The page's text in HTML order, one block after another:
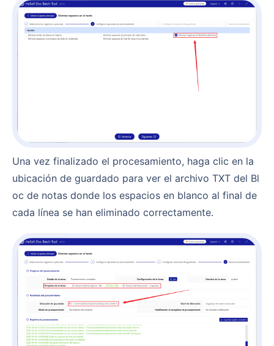
Una vez finalizado el procesamiento, haga clic en la
ubicación de guardado para ver el archivo TXT del Bl
oc de notas donde los espacios en blanco al final de
cada línea se han eliminado correctamente.